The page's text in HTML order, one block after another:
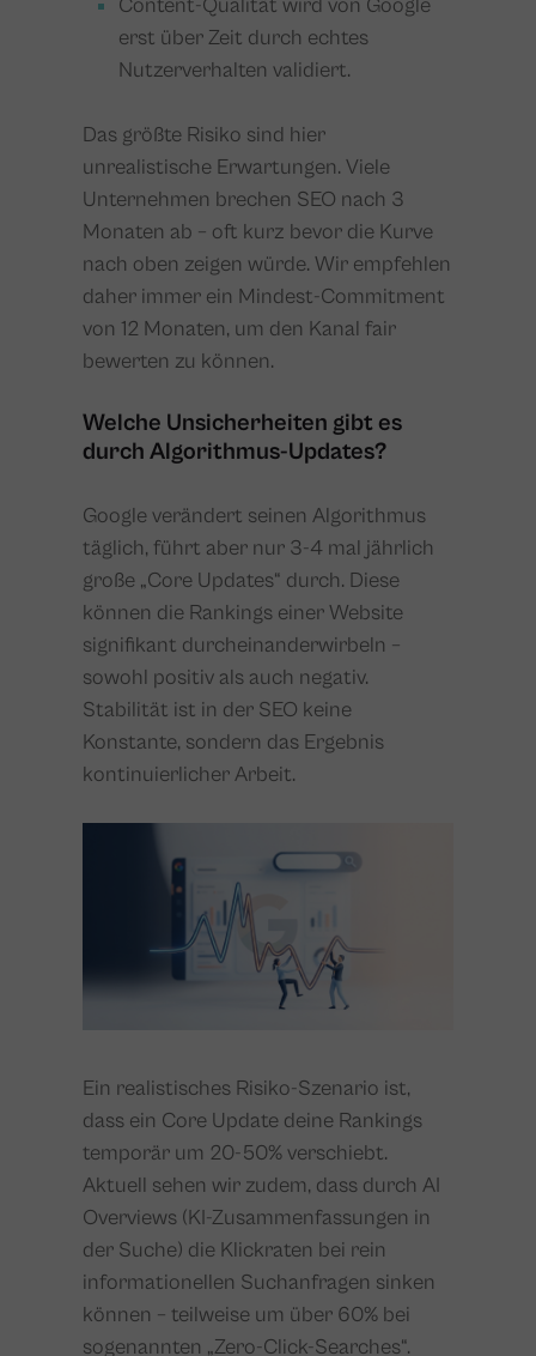
Content-Qualität wird von Google
erst über Zeit durch echtes
Nutzerverhalten validiert.
Das größte Risiko sind hier
unrealistische Erwartungen. Viele
Unternehmen brechen SEO nach 3
Monaten ab – oft kurz bevor die Kurve
nach oben zeigen würde. Wir empfehlen
daher immer ein Mindest-Commitment
von 12 Monaten, um den Kanal fair
bewerten zu können.
Welche Unsicherheiten gibt es
durch Algorithmus-Updates?
Google verändert seinen Algorithmus
täglich, führt aber nur 3-4 mal jährlich
große „Core Updates“ durch. Diese
können die Rankings einer Website
signifikant durcheinanderwirbeln –
sowohl positiv als auch negativ.
Stabilität ist in der SEO keine
Konstante, sondern das Ergebnis
kontinuierlicher Arbeit.
Ein realistisches Risiko-Szenario ist,
dass ein Core Update deine Rankings
temporär um 20-50% verschiebt.
Aktuell sehen wir zudem, dass durch AI
Overviews (KI-Zusammenfassungen in
der Suche) die Klickraten bei rein
informationellen Suchanfragen sinken
können – teilweise um über 60% bei
sogenannten „Zero-Click-Searches“.